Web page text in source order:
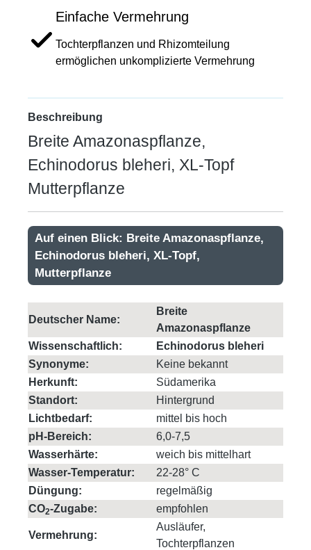
Einfache Vermehrung
Tochterpflanzen und Rhizomteilung
ermöglichen unkomplizierte Vermehrung
Beschreibung
Breite Amazonaspflanze,
Echinodorus bleheri, XL-Topf
Mutterpflanze
Auf einen Blick: Breite Amazonaspflanze,
Echinodorus bleheri, XL-Topf,
Mutterpflanze
Deutscher Name:
Breite
Amazonaspflanze
Wissenschaftlich:
Echinodorus bleheri
Synonyme:
Keine bekannt
Herkunft:
Südamerika
Standort:
Hintergrund
Lichtbedarf:
mittel bis hoch
pH-Bereich:
6,0-7,5
Wasserhärte:
weich bis mittelhart
Wasser-Temperatur:
22-28° C
Düngung:
regelmäßig
CO2-Zugabe: empfohlen
Vermehrung:
Ausläufer,
Tochterpflanzen